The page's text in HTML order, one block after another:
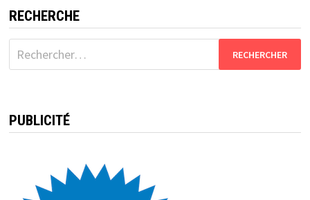
RECHERCHE
Rechercher :
PUBLICITÉ